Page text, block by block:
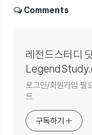
Comments
레전드스터디
로그인/회원가입 필
트
구독하기